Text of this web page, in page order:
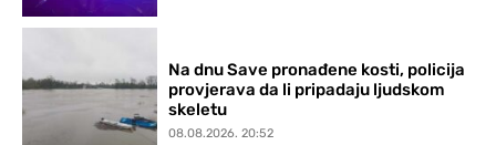
Na dnu Save pronađene kosti, policija
provjerava da li pripadaju ljudskom
skeletu
08.08.2026. 20:52